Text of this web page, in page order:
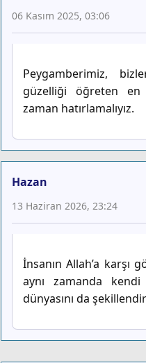
06 Kasım 2025, 03:06
Peygamberimiz,
güzelliği öğreten
zaman hatırlamalıyız.
Hazan
13 Haziran 2026, 23:24
İnsanın Allah’a karşı
aynı zamanda
dünyasını da